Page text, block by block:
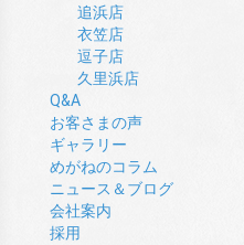
追浜店
衣笠店
逗子店
久里浜店
Q&A
お客さまの声
ギャラリー
めがねのコラム
ニュース＆ブログ
会社案内
採用